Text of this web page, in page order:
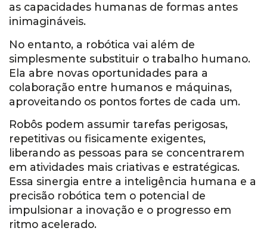
as capacidades humanas de formas antes
inimagináveis.
No entanto, a robótica vai além de
simplesmente substituir o trabalho humano.
Ela abre novas oportunidades para a
colaboração entre humanos e máquinas,
aproveitando os pontos fortes de cada um.
Robôs podem assumir tarefas perigosas,
repetitivas ou fisicamente exigentes,
liberando as pessoas para se concentrarem
em atividades mais criativas e estratégicas.
Essa sinergia entre a inteligência humana e a
precisão robótica tem o potencial de
impulsionar a inovação e o progresso em
ritmo acelerado.